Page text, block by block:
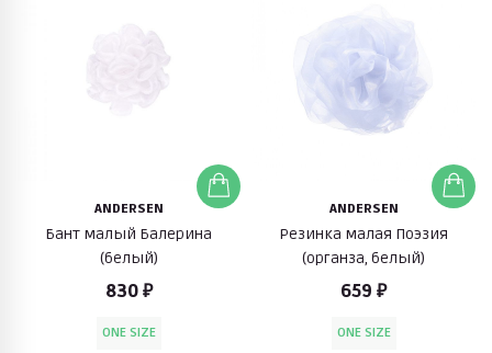
ANDERSEN
Бант малый Балерина
(белый)
830 ₽
ONE SIZE
ANDERSEN
Резинка малая Поэзия
(органза, белый)
659 ₽
ONE SIZE